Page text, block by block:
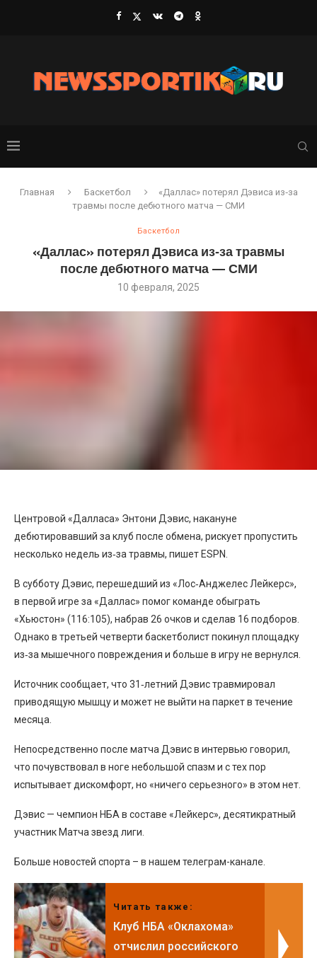
Главная Баскетбол
«Даллас» потерял Дэвиса из‑за
травмы после дебютного матча — СМИ
Баскетбол
«Даллас» потерял Дэвиса из‑за травмы
после дебютного матча — СМИ
10 февраля, 2025
Центровой «Далласа» Энтони Дэвис, накануне
дебютировавший за клуб после обмена, рискует пропустить
несколько недель из‑за травмы, пишет ESPN.
В субботу Дэвис, перешедший из «Лос‑Анджелес Лейкерс»,
в первой игре за «Даллас» помог команде обыграть
«Хьюстон» (116:105), набрав 26 очков и сделав 16 подборов.
Однако в третьей четверти баскетболист покинул площадку
из‑за мышечного повреждения и больше в игру не вернулся.
Источник сообщает, что 31‑летний Дэвис травмировал
приводящую мышцу и может не выйти на паркет в течение
месяца.
Непосредственно после матча Дэвис в интервью говорил,
что почувствовал в ноге небольшой спазм и с тех пор
испытывает дискомфорт, но «ничего серьезного» в этом нет.
Дэвис — чемпион НБА в составе «Лейкерс», десятикратный
участник Матча звезд лиги.
Больше новостей спорта – в нашем телеграм-канале.
Читать также:
Клуб НБА «Оклахома»
отчислил российского